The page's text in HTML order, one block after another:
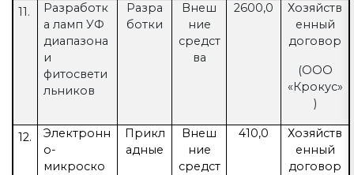
11.
Разработк
а ламп УФ
диапазона
и
фитосвети
льников
Разра
ботки
Внеш
ние
средст
ва
2600,0
Хозяйств
енный
договор
(ООО
«Крокус»
)
12.
Электронн
о-
микроско
Прикл
адные
Внеш
ние
средст
410,0
Хозяйств
енный
договор